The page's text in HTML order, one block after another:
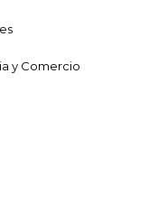
y Comercio